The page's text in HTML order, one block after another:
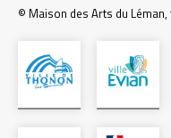
© Maison des Arts du